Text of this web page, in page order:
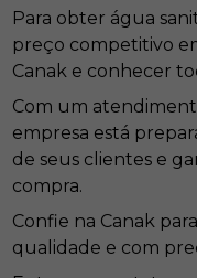
Para obter água
preço competitivo
Canak e conhecer
Com um
empresa está
de seus clientes e
compra.
Confie na Canak
qualidade e com